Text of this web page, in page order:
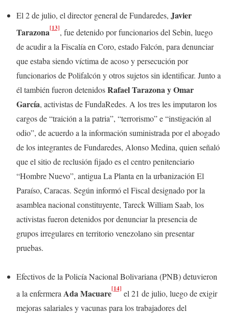
El 2 de julio, el director general de Fundaredes, Javier
Tarazona[13], fue detenido por funcionarios del Sebin, luego
de acudir a la Fiscalía en Coro, estado Falcón, para denunciar
que estaba siendo víctima de acoso y persecución por
funcionarios de Polifalcón y otros sujetos sin identificar. Junto a
él también fueron detenidosRafael Tarazona y Omar
García, activistas de FundaRedes. A los tres les imputaron los
cargos de “traición a la patria”, “terrorismo” e “instigación al
odio”, de acuerdo a la información suministrada por el abogado
de los integrantes de Fundaredes, Alonso Medina, quien señaló
que el sitio de reclusión fijado es el centro penitenciario
“Hombre Nuevo”, antigua La Planta en la urbanización El
Paraíso, Caracas. Según informó el Fiscal designado por la
asamblea nacional constituyente, Tareck William Saab, los
activistas fueron detenidos por denunciar la presencia de
grupos irregulares en territorio venezolano sin presentar
pruebas.
Efectivos de la Policía Nacional Bolivariana (PNB) detuvieron
a la enfermera Ada Macuare[14] el 21 de julio, luego de exigir
mejoras salariales y vacunas para los trabajadores del